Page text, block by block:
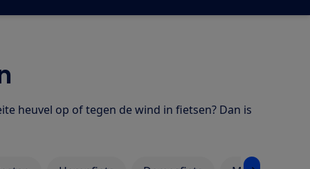
heuvel op of tegen de wind in fietsen? Dan is